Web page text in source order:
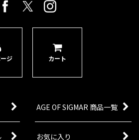
トパトロール/インペリウム
ジ カート
AGE OF SIGMAR 商品一覧
お気に入り